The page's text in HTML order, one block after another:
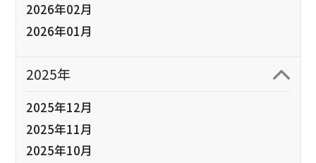
2026年02月
2026年01月
2025年
2025年12月
2025年11月
2025年10月